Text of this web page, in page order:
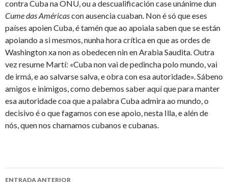
contra Cuba na ONU, ou a descualificación case unánime dun
Cume das Américascon ausencia cuaban. Non é só que eses
países apoien Cuba, é tamén que ao apoiala saben que se están
apoiando a si mesmos, nunha hora crítica en que as ordes de
Washington xa non as obedecen nin en Arabia Saudita. Outra
vez resume Martí: «Cuba non vai de pedincha polo mundo, vai
de irmá, e ao salvarse salva, e obra con esa autoridade». Sábeno
amigos e inimigos, como debemos saber aquí que para manter
esa autoridade coa que a palabra Cuba admira ao mundo, o
decisivo é o que fagamos con ese apoio, nesta Illa, e alén de
nós, quen nos chamamos cubanos e cubanas.
Ir
ENTRADA ANTERIOR